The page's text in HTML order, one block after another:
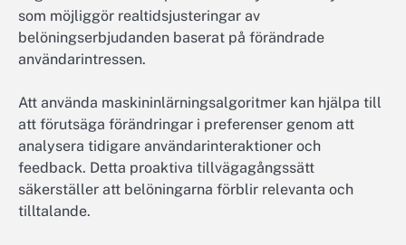
som möjliggör realtidsjusteringar av
belöningserbjudanden baserat på förändrade
användarintressen.
Att använda maskininlärningsalgoritmer kan hjälpa till
att förutsäga förändringar i preferenser genom att
analysera tidigare användarinteraktioner och
feedback. Detta proaktiva tillvägagångssätt
säkerställer att belöningarna förblir relevanta och
tilltalande.